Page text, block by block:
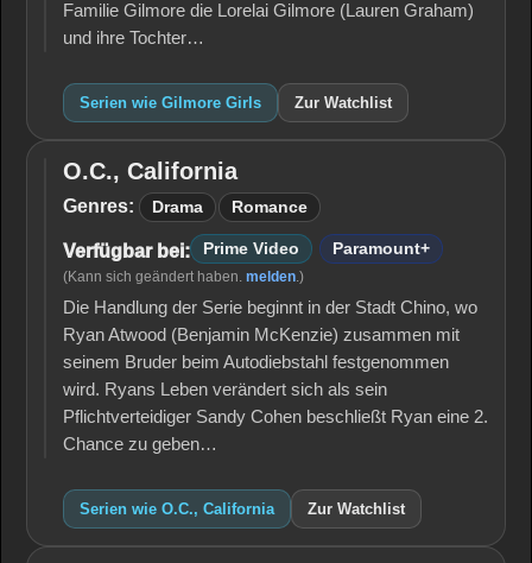
Familie Gilmore die Lorelai Gilmore (Lauren Graham)
und ihre Tochter…
Serien wie Gilmore Girls Zur Watchlist
O.C.,
California
O.C., California
Genres: Drama Romance
Verfügbar bei: Prime Video Paramount+
(Kann sich geändert haben. melden.)
Die Handlung der Serie beginnt in der Stadt Chino, wo
Ryan Atwood (Benjamin McKenzie) zusammen mit
seinem Bruder beim Autodiebstahl festgenommen
wird. Ryans Leben verändert sich als sein
Pflichtverteidiger Sandy Cohen beschließt Ryan eine 2.
Chance zu geben…
Serien wie O.C., California Zur Watchlist